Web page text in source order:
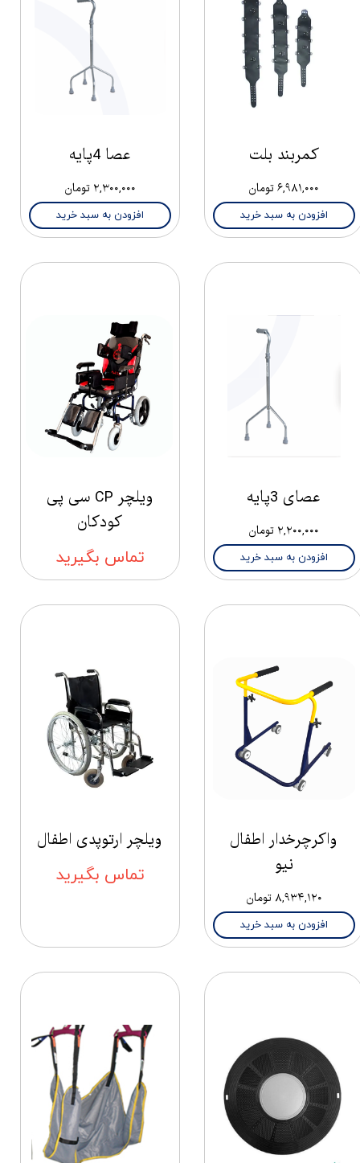
کمربند بلت
۶,۹۸۱,۰۰۰ تومان
افزودن به سبد خرید
عصا 4پایه
۲,۳۰۰,۰۰۰ تومان
افزودن به سبد خرید
عصای 3پایه
۲,۲۰۰,۰۰۰ تومان
افزودن به سبد خرید
ویلچر CP سی پی
کودکان
تماس بگیرید
واکرچرخدار اطفال
نیو
۸,۹۳۴,۱۲۰ تومان
افزودن به سبد خرید
ویلچر ارتوپدی اطفال
تماس بگیرید